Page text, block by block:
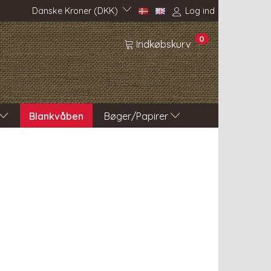
Log ind
Danske Kroner (DKK)
Indkøbskurv 0
Blankvåben Bøger/Papirer